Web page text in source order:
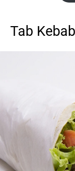
Tab Kebab